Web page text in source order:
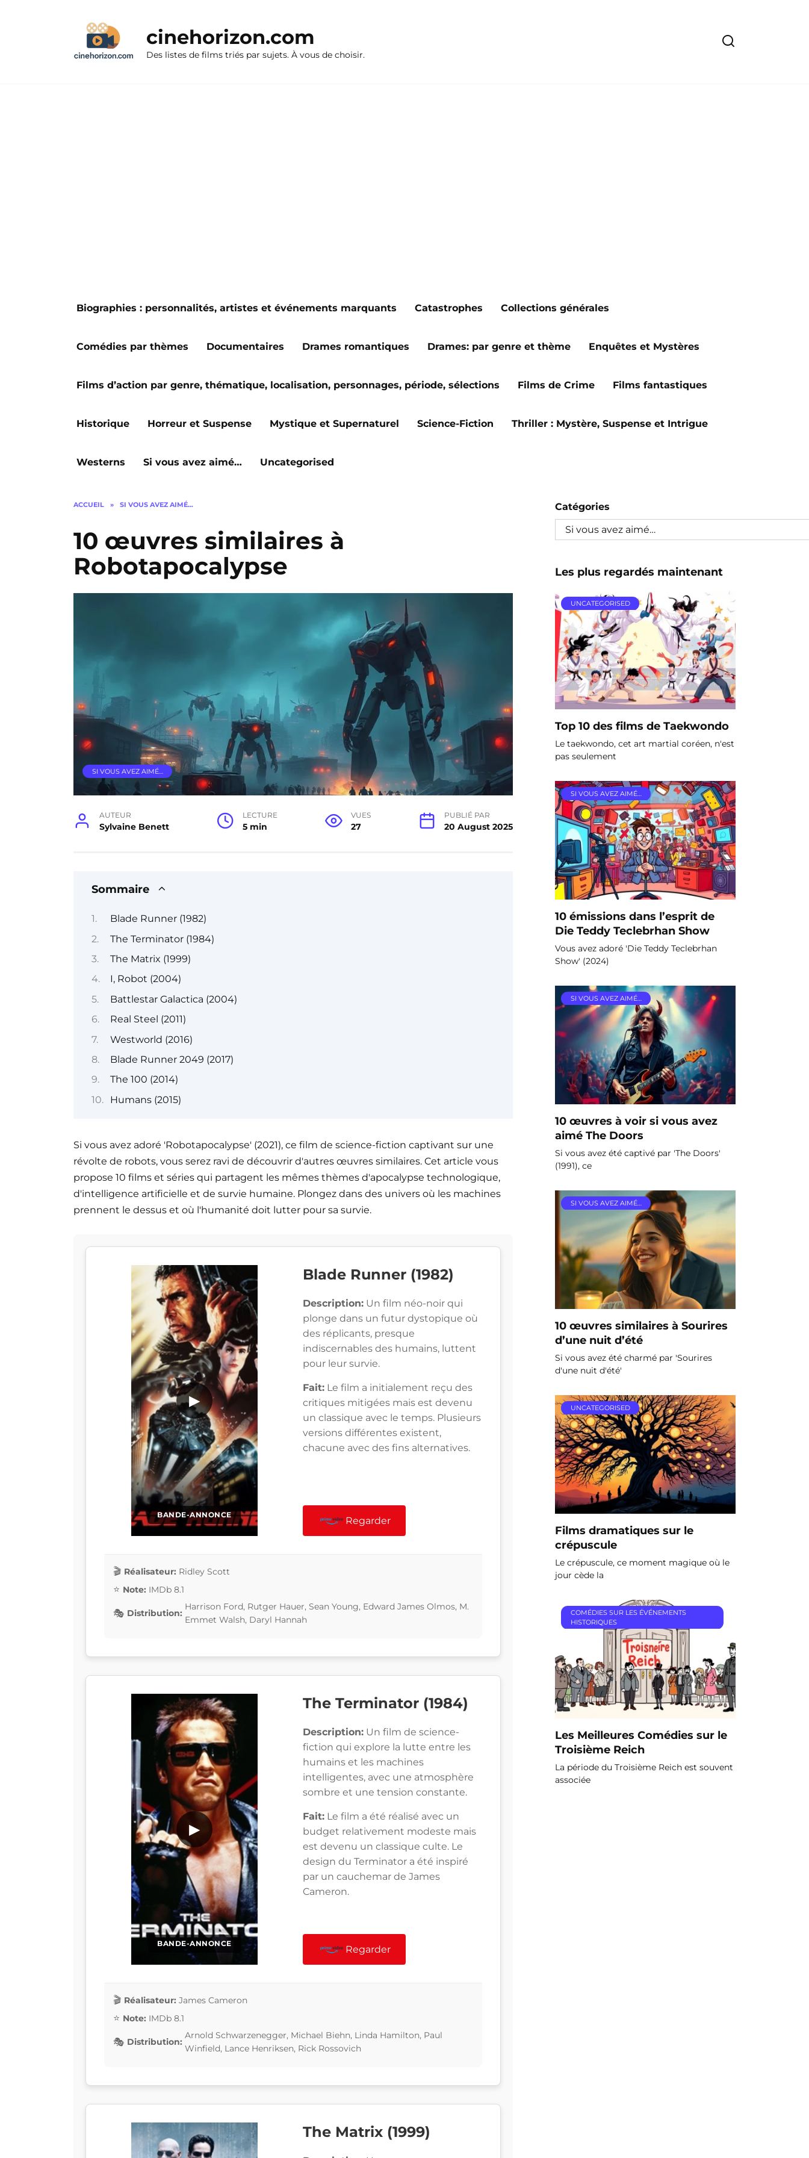
cinehorizon.com
Des listes de films triés par sujets. À vous de choisir.
Biographies : personnalités, artistes et événements marquants Catastrophes Collections générales
Comédies par thèmes Documentaires Drames romantiques Drames: par genre et thème Enquêtes et Mystères
Films d’action par genre, thématique, localisation, personnages, période, sélections Films de Crime Films fantastiques
Historique Horreur et Suspense Mystique et Supernaturel Science-Fiction Thriller : Mystère, Suspense et Intrigue
Westerns Si vous avez aimé… Uncategorised
ACCUEIL » SI VOUS AVEZ AIMÉ…
10 œuvres similaires à
Robotapocalypse
SI VOUS AVEZ AIMÉ…
AUTEUR
Sylvaine Benett
LECTURE
5 min
VUES
27
PUBLIÉ PAR
20 August 2025
Sommaire
Blade Runner (1982)
The Terminator (1984)
The Matrix (1999)
I, Robot (2004)
Battlestar Galactica (2004)
Real Steel (2011)
Westworld (2016)
Blade Runner 2049 (2017)
The 100 (2014)
Humans (2015)
Si vous avez adoré 'Robotapocalypse' (2021), ce film de science-fiction captivant sur une
révolte de robots, vous serez ravi de découvrir d'autres œuvres similaires. Cet article vous
propose 10 films et séries qui partagent les mêmes thèmes d'apocalypse technologique,
d'intelligence artificielle et de survie humaine. Plongez dans des univers où les machines
prennent le dessus et où l'humanité doit lutter pour sa survie.
BANDE-ANNONCE
▶
Blade Runner (1982)
Description: Un film néo-noir qui
plonge dans un futur dystopique où
des réplicants, presque
indiscernables des humains, luttent
pour leur survie.
Fait: Le film a initialement reçu des
critiques mitigées mais est devenu
un classique avec le temps. Plusieurs
versions différentes existent,
chacune avec des fins alternatives.
Regarder
Réalisateur: Ridley Scott
Note: IMDb 8.1
Distribution:
Harrison Ford, Rutger Hauer, Sean Young, Edward James Olmos, M.
Emmet Walsh, Daryl Hannah
BANDE-ANNONCE
▶
The Terminator (1984)
Description: Un film de science-
fiction qui explore la lutte entre les
humains et les machines
intelligentes, avec une atmosphère
sombre et une tension constante.
Fait: Le film a été réalisé avec un
budget relativement modeste mais
est devenu un classique culte. Le
design du Terminator a été inspiré
par un cauchemar de James
Cameron.
Regarder
Réalisateur: James Cameron
Note: IMDb 8.1
Distribution:
Arnold Schwarzenegger, Michael Biehn, Linda Hamilton, Paul
Winfield, Lance Henriksen, Rick Rossovich
The Matrix (1999)
Catégories
Les plus regardés maintenant
UNCATEGORISED
Top 10 des films de Taekwondo
Le taekwondo, cet art martial coréen, n'est
pas seulement
SI VOUS AVEZ AIMÉ…
10 émissions dans l’esprit de
Die Teddy Teclebrhan Show
Vous avez adoré 'Die Teddy Teclebrhan
Show' (2024)
SI VOUS AVEZ AIMÉ…
10 œuvres à voir si vous avez
aimé The Doors
Si vous avez été captivé par 'The Doors'
(1991), ce
SI VOUS AVEZ AIMÉ…
10 œuvres similaires à Sourires
d’une nuit d’été
Si vous avez été charmé par 'Sourires
d'une nuit d'été'
UNCATEGORISED
Films dramatiques sur le
crépuscule
Le crépuscule, ce moment magique où le
jour cède la
COMÉDIES SUR LES ÉVÉNEMENTS
HISTORIQUES
Les Meilleures Comédies sur le
Troisième Reich
La période du Troisième Reich est souvent
associée